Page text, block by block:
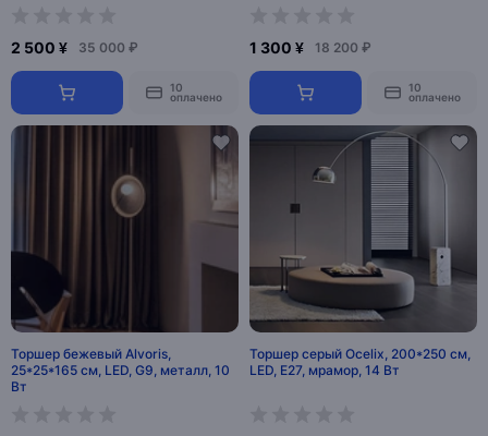
2 500 ¥ 35 000 ₽
10
оплачено
1 300 ¥ 18 200 ₽
10
оплачено
Торшер бежевый Alvoris,
25*25*165 см, LED, G9, металл, 10
Вт
Торшер серый Ocelix, 200*250 см,
LED, Е27, мрамор, 14 Вт